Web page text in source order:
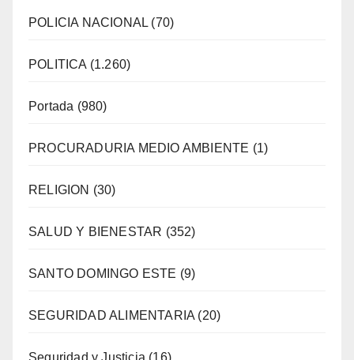
POLICIA NACIONAL (70)
POLITICA (1.260)
Portada (980)
PROCURADURIA MEDIO AMBIENTE (1)
RELIGION (30)
SALUD Y BIENESTAR (352)
SANTO DOMINGO ESTE (9)
SEGURIDAD ALIMENTARIA (20)